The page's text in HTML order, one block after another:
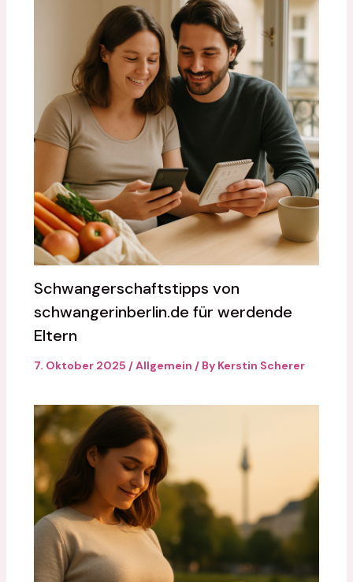
Schwangerschaftstipps von
schwangerinberlin.de für werdende
Eltern
7. Oktober 2025 /Allgemein / By Kerstin Scherer